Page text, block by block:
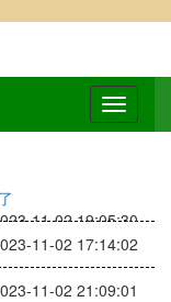
11-02 19:05:30
11-02 17:14:02
11-02 21:09:01